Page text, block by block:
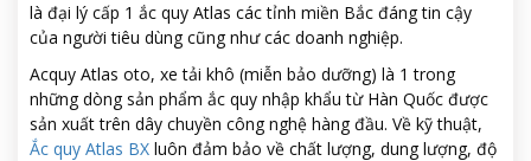
là đại lý cấp 1 ắc quy Atlas các tỉnh miền Bắc đáng tin cậy
của người tiêu dùng cũng như các doanh nghiệp.
Acquy Atlas oto, xe tải khô (miễn bảo dưỡng) là 1 trong
những dòng sản phẩm ắc quy nhập khẩu từ Hàn Quốc được
sản xuất trên dây chuyền công nghệ hàng đầu. Về kỹ thuật,
Ắc quy Atlas BX luôn đảm bảo về chất lượng, dung lượng, độ